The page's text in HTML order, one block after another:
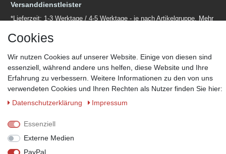
Versanddienstleister
*Lieferzeit: 1-3 Werktage / 4-5 Werktage - je nach Artikelgruppe. Mehr
Zahlungsmöglichkeiten
Wir behalten uns das Recht vor im Einzelfall bestimmte
Cookies
Wir nutzen Cookies auf unserer Website. Einige von diesen sind
essenziell, während andere uns helfen, diese Website und Ihre
Erfahrung zu verbessern. Weitere Informationen zu den von uns
verwendeten Cookies und Ihren Rechten als Nutzer finden Sie hier:
Daten­schutz­erklärung
Impressum
Essenziell
Externe Medien
PayPal